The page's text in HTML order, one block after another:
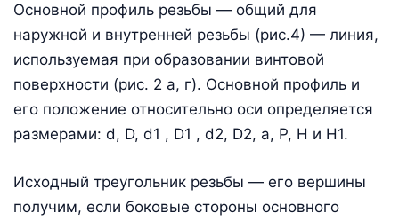
Основной профиль резьбы — общий для
наружной и внутренней резьбы (рис.4) — линия,
используемая при образовании винтовой
поверхности (рис. 2 а, г). Основной профиль и
его положение относительно оси определяется
размерами: d, D, d1 , D1 , d2, D2, a, P, H и H1.
Исходный треугольник резьбы — его вершины
получим, если боковые стороны основного